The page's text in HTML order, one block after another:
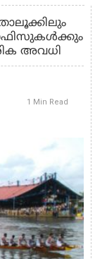
ഓഫിസുകൾക്കും
അവധി
1 Min Read